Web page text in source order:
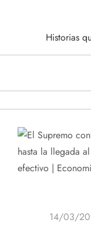
Historias